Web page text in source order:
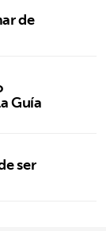
de
Guía
ser